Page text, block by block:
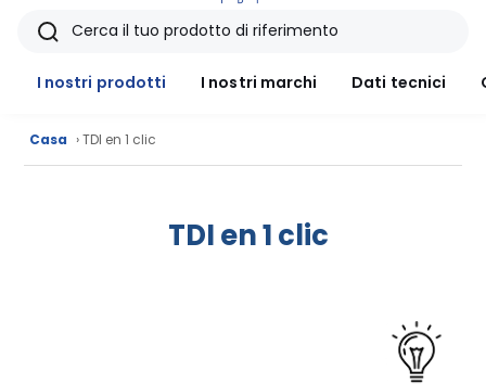
Ricerca
I nostri prodotti
I nostri marchi Dati tecnici
Casa › TDI en 1 clic
TDI en 1 clic